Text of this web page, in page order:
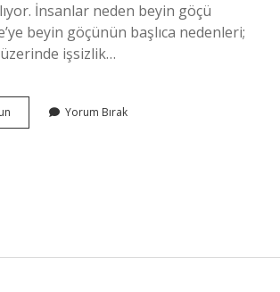
İnsanlar neden beyin göçü
beyin göçünün başlıca nedenleri;
işsizlik…
Göçünü
Yorum Bırak